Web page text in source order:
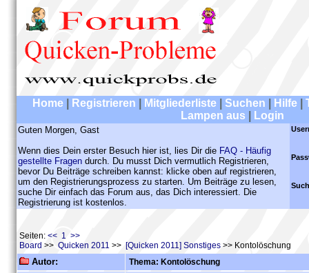
Home Registrieren Mitgliederliste Suchen Hilfe
Lampen aus
Login
Guten Morgen, Gast
Wenn dies Dein erster Besuch hier ist, lies Dir die FAQ - Häufig
gestellte Fragen durch. Du musst Dich vermutlich Registrieren,
bevor Du Beiträge schreiben kannst: klicke oben auf registrieren,
um den Registrierungsprozess zu starten. Um Beiträge zu lesen,
suche Dir einfach das Forum aus, das Dich interessiert. Die
Registrierung ist kostenlos.
Seiten: << 1 >>
Board >> Quicken 2011 >> [Quicken 2011] Sonstiges >> Kontolöschung
Autor:
Thema: Kontolöschung